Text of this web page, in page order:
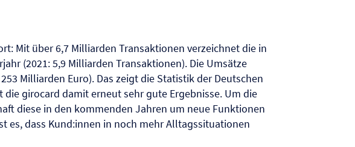
Mit über 6,7 Milliarden Transaktionen verzeichnet die in
(2021: 5,9 Milliarden Transaktionen). Die Umsätze
Milliarden Euro). Das zeigt die Statistik der Deutschen
girocard damit erneut sehr gute Ergebnisse. Um die
diese in den kommenden Jahren um neue Funktionen
dass Kund:innen in noch mehr Alltagssituationen